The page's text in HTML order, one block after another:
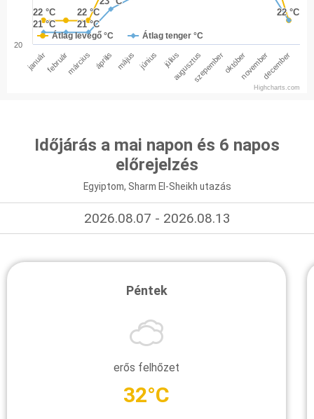
22 °C
22 °C 22 °C
22 °C 22 °C
22 °C
21 °C
21 °C 21 °C
21 °C
Átlag levegő °C Átlag tenger °C
januárfebruármárcius április május június júliusaugusztusszepemberoktóbernovemberdecember
20
Highcharts.com
Időjárás a mai napon és 6 napos
előrejelzés
Egyiptom, Sharm El-Sheikh utazás
2026.08.07 - 2026.08.13
Péntek
erős felhőzet
32°C